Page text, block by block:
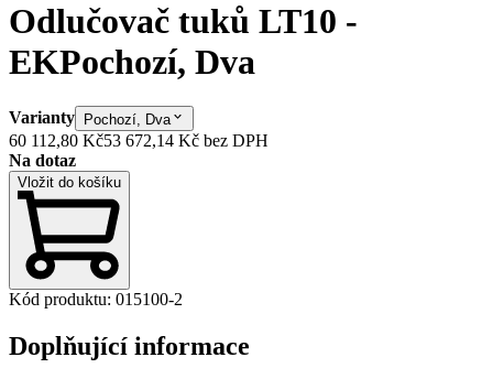
Odlučovač tuků LT10 -
EKPochozí, Dva
Varianty Pochozí, Dva
60 112,80 Kč53 672,14 Kč bez DPH
Na dotaz
Vložit do košíku
Kód produktu: 015100-2
Doplňující informace